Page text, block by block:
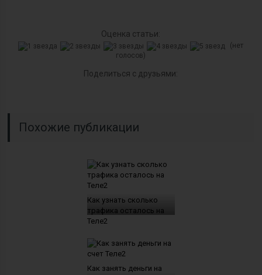
Оценка статьи:
(нет
голосов)
Поделиться с друзьями:
Похожие публикации
Как узнать сколько
трафика осталось на
Теле2
Как занять деньги на